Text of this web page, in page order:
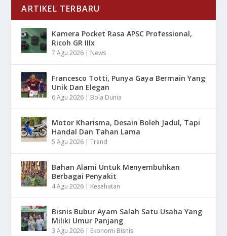
ARTIKEL TERBARU
Kamera Pocket Rasa APSC Professional,
Ricoh GR IIIx
7 Agu 2026 | News
Francesco Totti, Punya Gaya Bermain Yang
Unik Dan Elegan
6 Agu 2026 | Bola Dunia
Motor Kharisma, Desain Boleh Jadul, Tapi
Handal Dan Tahan Lama
5 Agu 2026 |Trend
Bahan Alami Untuk Menyembuhkan
Berbagai Penyakit
4 Agu 2026 | Kesehatan
Bisnis Bubur Ayam Salah Satu Usaha Yang
Miliki Umur Panjang
3 Agu 2026 | Ekonomi Bisnis